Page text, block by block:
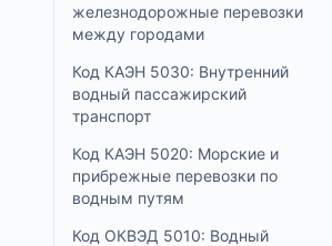
железнодорожные перевозки
между городами
Код КАЭН 5030: Внутренний
водный пассажирский
транспорт
Код КАЭН 5020: Морские и
прибрежные перевозки по
водным путям
Код ОКВЭД 5010: Водный